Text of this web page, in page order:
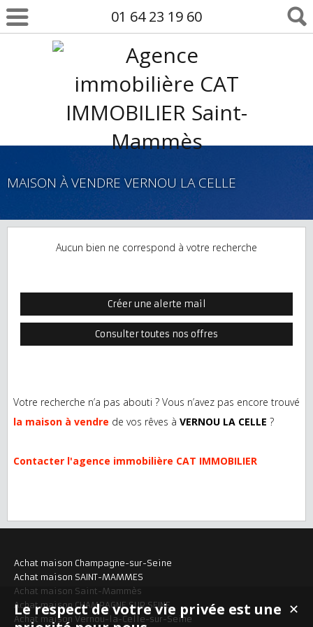
01 64 23 19 60
MAISON À VENDRE VERNOU LA CELLE
Aucun bien ne correspond à votre recherche
Créer une alerte mail
Consulter toutes nos offres
Votre recherche n’a pas abouti ? Vous n’avez pas encore trouvé
la maison à vendre de vos rêves à VERNOU LA CELLE ?
Contacter l'agence immobilière CAT IMMOBILIER
Achat maison Champagne-sur-Seine
Achat maison SAINT-MAMMES
Achat maison Saint-Mammès
Achat maison CHAMPAGNE SUR SEINE
Achat maison Vernou-la-Celle-sur-Seine
✕
Le respect de votre vie privée est une